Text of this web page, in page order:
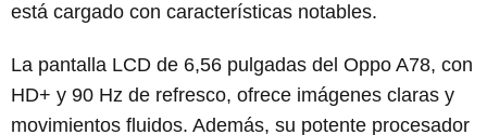
está cargado con características notables.
La pantalla LCD de 6,56 pulgadas del Oppo A78, con
HD+ y 90 Hz de refresco, ofrece imágenes claras y
movimientos fluidos. Además, su potente procesador